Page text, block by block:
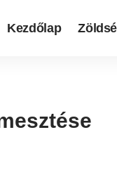
Kezdőlap